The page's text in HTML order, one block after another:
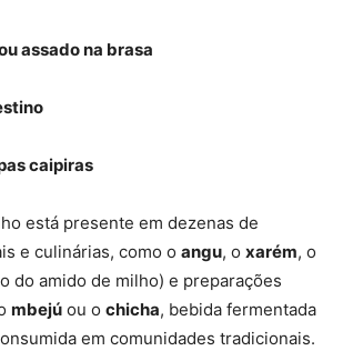
assado na brasa
caipiras
está presente em dezenas de
e culinárias, como o angu, o xarém, o
do amido de milho) e preparações
mbejú ou o chicha, bebida fermentada
em comunidades tradicionais.